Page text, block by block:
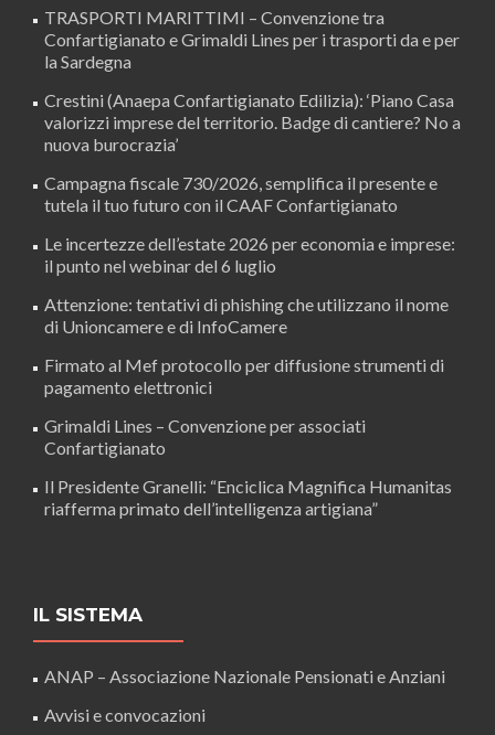
TRASPORTI MARITTIMI – Convenzione tra
Confartigianato e Grimaldi Lines per i trasporti da e per
la Sardegna
Crestini (Anaepa Confartigianato Edilizia): ‘Piano Casa
valorizzi imprese del territorio. Badge di cantiere? No a
nuova burocrazia’
Campagna fiscale 730/2026, semplifica il presente e
tutela il tuo futuro con il CAAF Confartigianato
Le incertezze dell’estate 2026 per economia e imprese:
il punto nel webinar del 6 luglio
Attenzione: tentativi di phishing che utilizzano il nome
di Unioncamere e di InfoCamere
Firmato al Mef protocollo per diffusione strumenti di
pagamento elettronici
Grimaldi Lines – Convenzione per associati
Confartigianato
Il Presidente Granelli: “Enciclica Magnifica Humanitas
riafferma primato dell’intelligenza artigiana”
IL SISTEMA
ANAP – Associazione Nazionale Pensionati e Anziani
Avvisi e convocazioni